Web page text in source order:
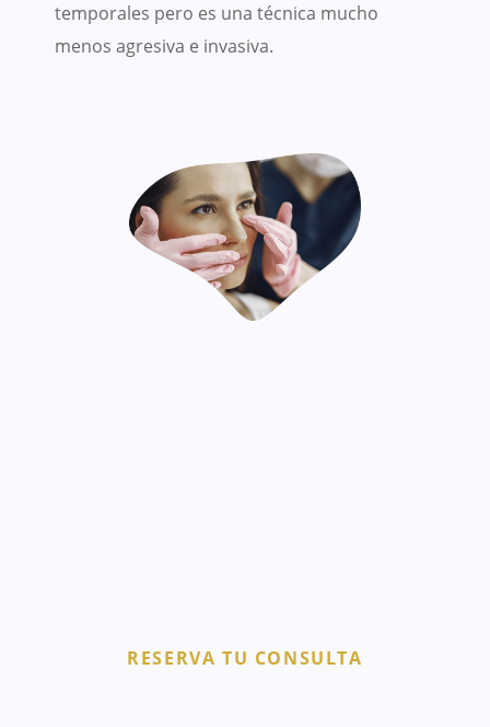
temporales pero es una técnica mucho
menos agresiva e invasiva.
RESERVA TU CONSULTA